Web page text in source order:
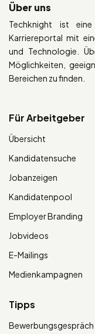
Über uns
Techknight ist
Karriereportal mit
und Technologie.
Möglichkeiten,
Bereichen zu finden.
Für Arbeitgeber
Übersicht
Kandidatensuche
Jobanzeigen
Kandidatenpool
Employer Branding
Jobvideos
E-Mailings
Medienkampagnen
Tipps
Bewerbungsgespräch